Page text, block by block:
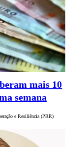
mais 10
semana
e Resiliência (PRR)